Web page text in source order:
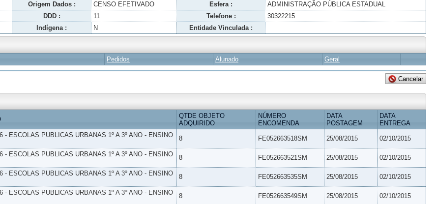
Origem Dados : CENSO EFETIVADO Esfera :
ADMINISTRAÇÃO PÚBLICA ESTADUAL
DDD : 11 Telefone :
30322215
Indígena : N Entidade Vinculada :
Pedidos Alunado Geral
QTDE OBJETO
ADQUIRIDO
NÚMERO
ENCOMENDA
DATA
POSTAGEM
DATA
ENTREGA
- ESCOLAS PUBLICAS URBANAS 1º A 3º ANO - ENSINO
8 FE052663518SM 25/08/2015 02/10/2015
- ESCOLAS PUBLICAS URBANAS 1º A 3º ANO - ENSINO
8 FE052663521SM 25/08/2015 02/10/2015
- ESCOLAS PUBLICAS URBANAS 1º A 3º ANO - ENSINO
8 FE052663535SM 25/08/2015 02/10/2015
- ESCOLAS PUBLICAS URBANAS 1º A 3º ANO - ENSINO
8 FE052663549SM 25/08/2015 02/10/2015